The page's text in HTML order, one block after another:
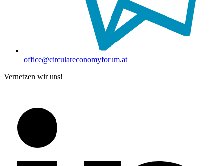
office@circulareconomyforum.at
Vernetzen wir uns!